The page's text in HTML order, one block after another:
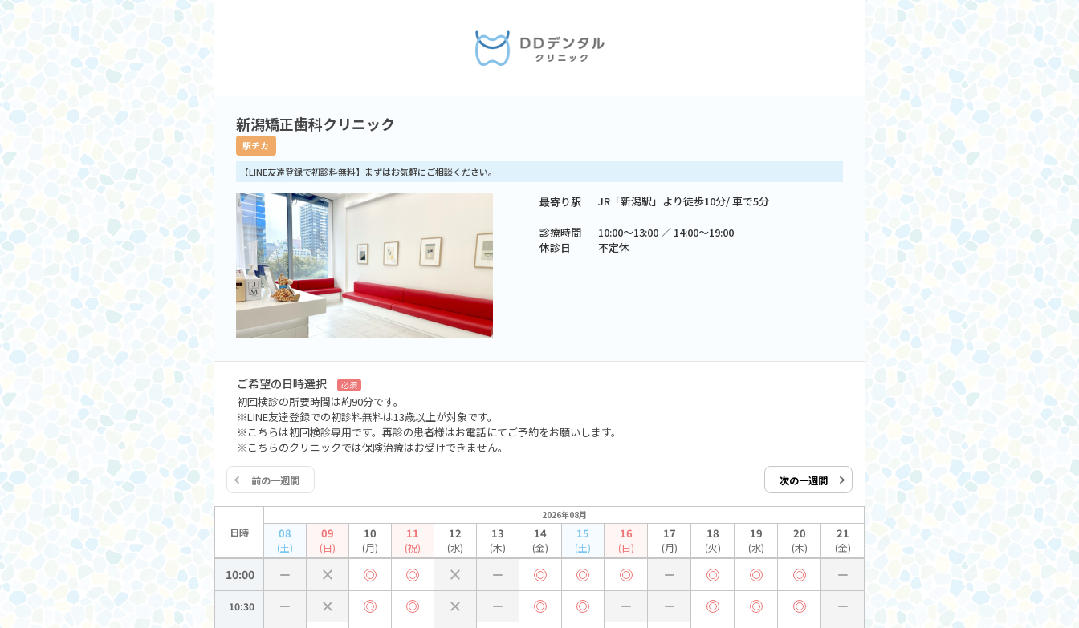
新潟矯正歯科クリニック
駅チカ
【LINE友達登録で初診料無料】まずはお気軽にご相談ください。
最寄り駅 JR「新潟駅」より徒歩10分/ 車で5分
診療時間
10:00～13:00 ／ 14:00～19:00
休診日
不定休
ご希望の日時選択 必須
初回検診の所要時間は約90分です。
※LINE友達登録での初診料無料は13歳以上が対象です。
※こちらは初回検診専用です。再診の患者様はお電話にてご予約をお願いします。
※こちらのクリニックでは保険治療はお受けできません。
前の一週間 次の一週間
日時
2026年08月
08
(土)
09
(日)
10
(月)
11
(祝)
12
(水)
13
(木)
14
(金)
15
(土)
16
(日)
17
(月)
18
(火)
19
(水)
20
(木)
21
(金)
10:00
10:30